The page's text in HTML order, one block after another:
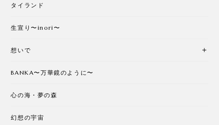
タイランド
生宣り〜inori〜
想いで
BANKA〜万華鏡のように〜
心の海・夢の森
幻想の宇宙